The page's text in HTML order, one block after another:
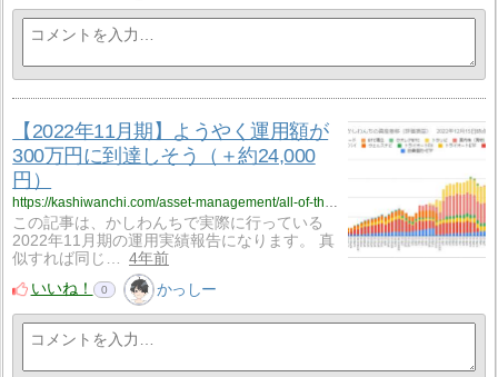
【2022年11月期】ようやく運用額が
300万円に到達しそう（＋約24,000
円）
https://kashiwanchi.com/asset-management/all-of-the-operational-report/nov-2022/
この記事は、かしわんちで実際に行っている
2022年11月期の運用実績報告になります。 真
似すれば同じ…
4年前
いいね！
0 かっしー